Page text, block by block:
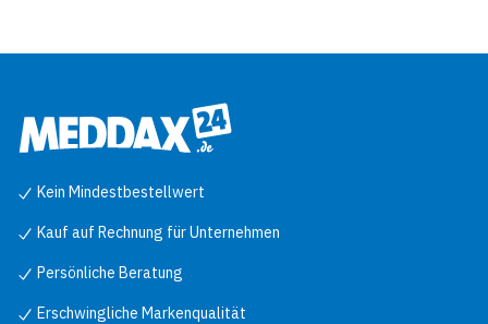
Kein Mindestbestellwert
Kauf auf Rechnung für Unternehmen
Persönliche Beratung
Erschwingliche Markenqualität